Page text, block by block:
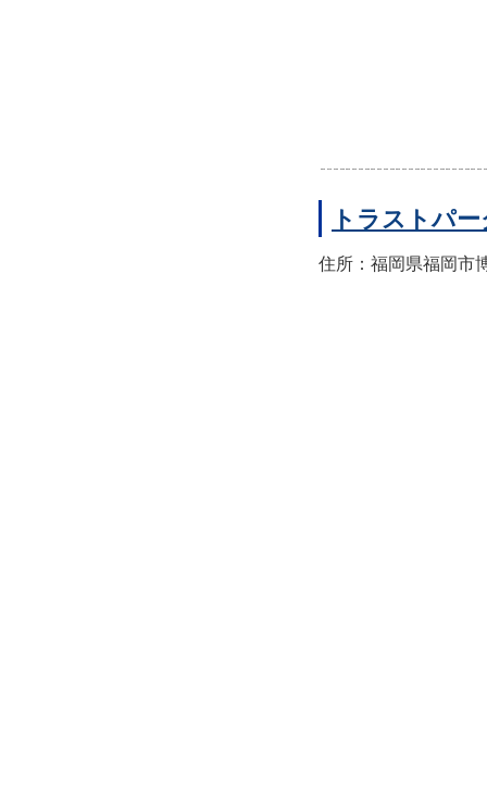
トラストパ
住所：福岡県福岡市